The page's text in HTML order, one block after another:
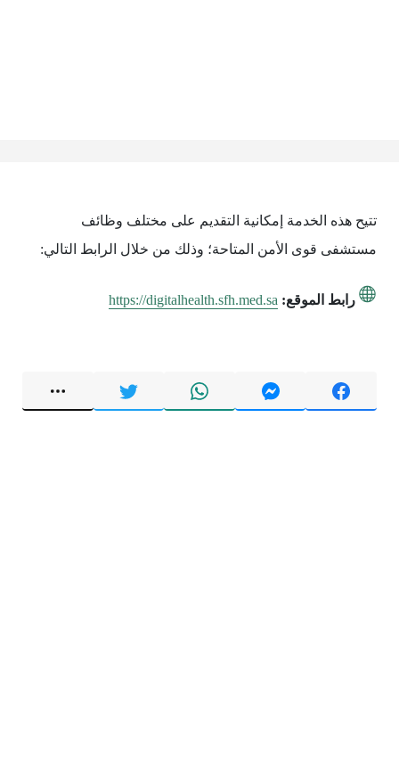
تتيح هذه الخدمة إمكانية التقديم على مختلف وظائف
مستشفى قوى الأمن المتاحة؛ وذلك من خلال الرابط التالي:
رابط الموقع: https://digitalhealth.sfh.med.sa